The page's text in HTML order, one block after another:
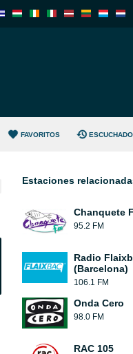
FAVORITOS
Estaciones
Chanquete
95.2 FM
Radio
(Barcelona)
106.1 FM
Onda Cero
98.0 FM
RAC 105